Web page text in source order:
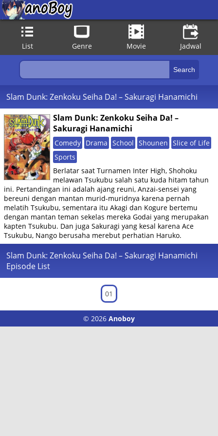
List Genre Movie Jadwal
Slam Dunk: Zenkoku Seiha Da! – Sakuragi Hanamichi
Slam Dunk: Zenkoku Seiha Da! –
Sakuragi Hanamichi
Comedy Drama School Shounen Slice of Life
Sports
Berlatar saat Turnamen Inter High, Shohoku
melawan Tsukubu salah satu kuda hitam tahun
ini. Pertandingan ini adalah ajang reuni, Anzai-sensei yang
bereuni dengan mantan murid-muridnya karena pernah
melatih Tsukubu, sementara itu Akagi dan Kogure bertemu
dengan mantan teman sekelas mereka Godai yang merupakan
kapten Tsukubu. Dan juga Sakuragi yang kesal karena Ace
Tsukubu, Nango berusaha merebut perhatian Haruko.
Slam Dunk: Zenkoku Seiha Da! – Sakuragi Hanamichi
Episode List
01
© 2026 Anoboy